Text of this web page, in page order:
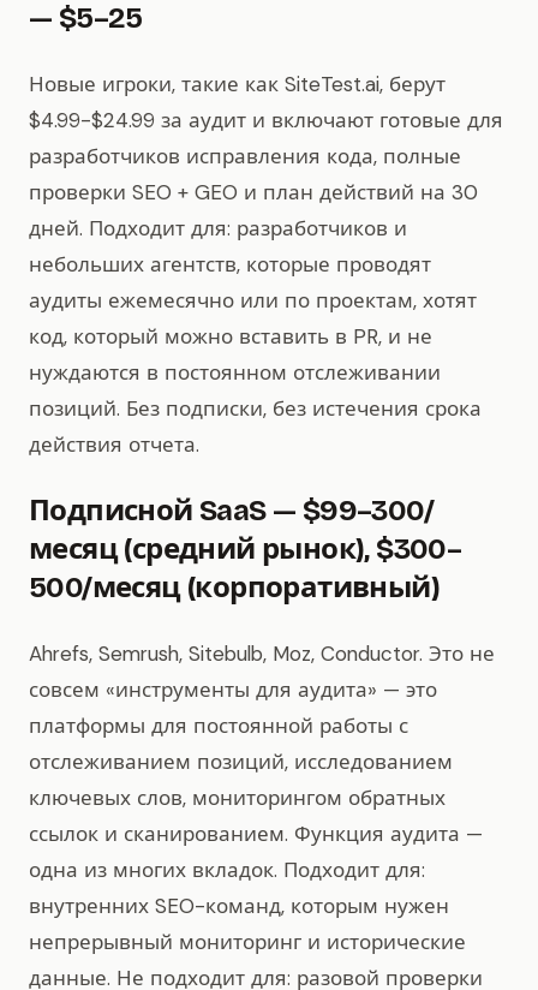
— $5–25
Новые игроки, такие как SiteTest.ai, берут
$4.99-$24.99 за аудит и включают готовые для
разработчиков исправления кода, полные
проверки SEO + GEO и план действий на 30
дней. Подходит для: разработчиков и
небольших агентств, которые проводят
аудиты ежемесячно или по проектам, хотят
код, который можно вставить в PR, и не
нуждаются в постоянном отслеживании
позиций. Без подписки, без истечения срока
действия отчета.
Подписной SaaS — $99–300/
месяц (средний рынок), $300–
500/месяц (корпоративный)
Ahrefs, Semrush, Sitebulb, Moz, Conductor. Это не
совсем «инструменты для аудита» — это
платформы для постоянной работы с
отслеживанием позиций, исследованием
ключевых слов, мониторингом обратных
ссылок и сканированием. Функция аудита —
одна из многих вкладок. Подходит для:
внутренних SEO-команд, которым нужен
непрерывный мониторинг и исторические
данные. Не подходит для: разовой проверки